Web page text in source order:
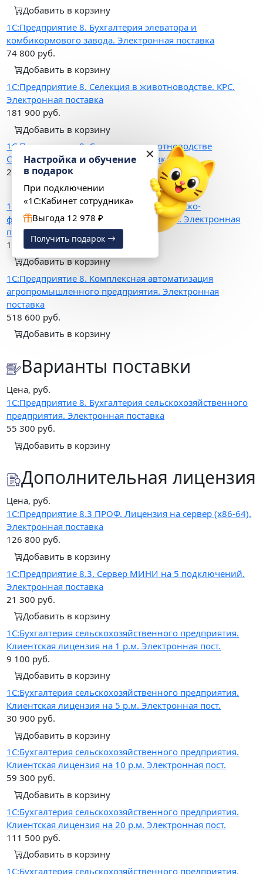
Добавить в корзину
1С:Предприятие 8. Бухгалтерия элеватора и
комбикормового завода. Электронная поставка
74 800 руб.
Добавить в корзину
1С:Предприятие 8. Селекция в животноводстве. КРС.
Электронная поставка
181 900 руб.
Добавить в корзину
1С:Предприятие 8. Селекция в животноводстве
Свиноводство. Электронная поставка
207 900руб.
Добавить в корзину
1С:Предприятие 8. Бухгалтерия крестьянско-
фермерского хозяйства. Базовая версия. Электронная
пост.
14 000руб.
Добавить в корзину
1С:Предприятие 8. Комплексная автоматизация
агропромышленного предприятия. Электронная
поставка
518 600 руб.
Добавить в корзину
Варианты поставки
Цена, руб.
1С:Предприятие 8. Бухгалтерия сельскохозяйственного
предприятия. Электронная поставка
55 300 руб.
Добавить в корзину
Дополнительная лицензия
Цена, руб.
1С:Предприятие 8.3 ПРОФ. Лицензия на сервер (x86-64).
Электронная поставка
126 800 руб.
Добавить в корзину
1С:Предприятие 8.3. Сервер МИНИ на 5 подключений.
Электронная поставка
21 300 руб.
Добавить в корзину
1С:Бухгалтерия сельскохозяйственного предприятия.
Клиентская лицензия на 1 р.м. Электронная пост.
9 100 руб.
Добавить в корзину
1С:Бухгалтерия сельскохозяйственного предприятия.
Клиентская лицензия на 5 р.м. Электронная пост.
30 900 руб.
Добавить в корзину
1С:Бухгалтерия сельскохозяйственного предприятия.
Клиентская лицензия на 10 р.м. Электронная пост.
59 300 руб.
Добавить в корзину
1С:Бухгалтерия сельскохозяйственного предприятия.
Клиентская лицензия на 20 р.м. Электронная пост.
111 500 руб.
Добавить в корзину
1С:Бухгалтерия сельскохозяйственного предприятия.
✕
Настройка и обучение
в подарок
При подключении
«1С:Кабинет сотрудника»
Выгода 12 978 ₽
Получить подарок